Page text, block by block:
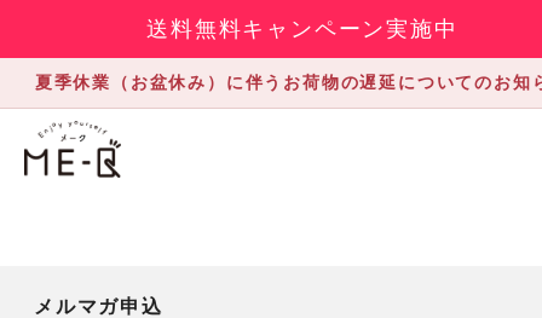
送料無料キャンペーン実施中
夏季休業（お盆休み）に伴うお荷物の遅延についてのお知
メルマガ申込